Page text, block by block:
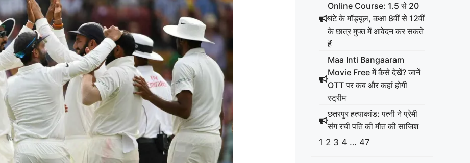
Online Course: 1.5 से 20
घंटे के मॉड्यूल, कक्षा 8वीं से 12वीं
के छात्र मुफ्त में आवेदन कर सकते
हैं
Maa Inti Bangaaram
Movie Free में कैसे देखें? जानें
OTT पर कब और कहां होगी
स्ट्रीम
छतरपुर हत्याकांड: पत्नी ने प्रेमी
संग रची पति की मौत की साजिश
1 2 3 4 … 47